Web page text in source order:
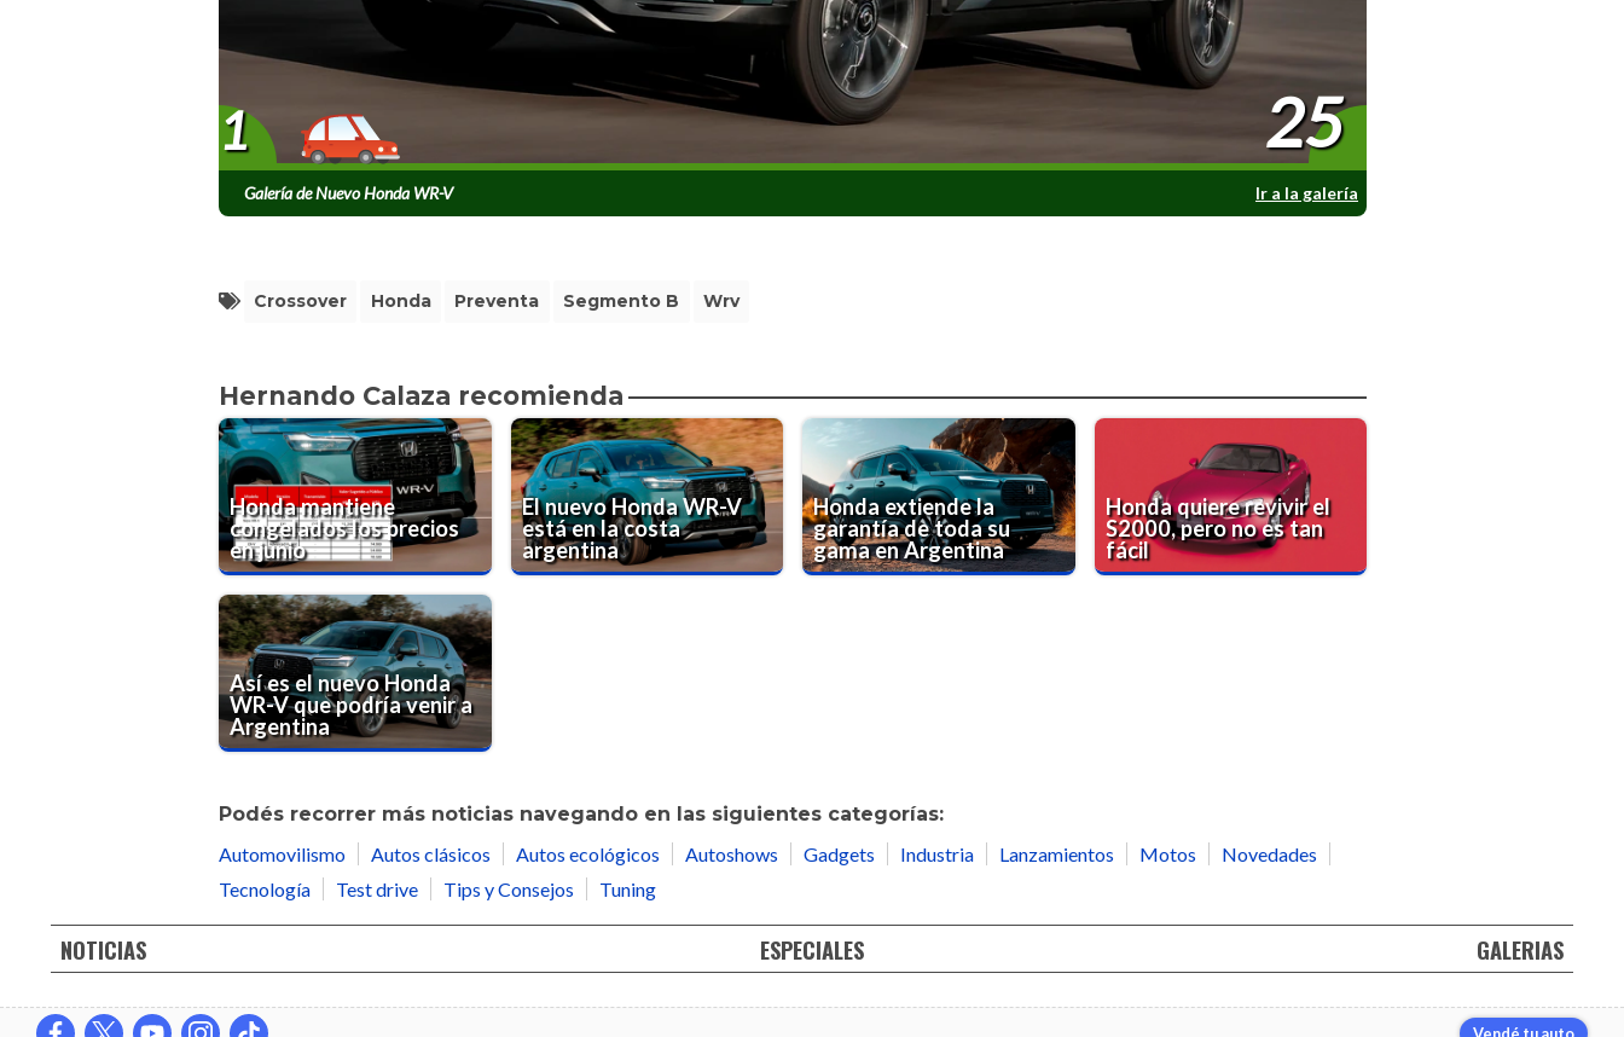
Galería de Nuevo Honda WR-V Ir a la galería
1 25
Crossover Honda Preventa Segmento B Wrv
Hernando Calaza recomienda
Honda mantiene
congelados los precios
en junio
El nuevo Honda WR-V
está en la costa
argentina
Honda extiende la
garantía de toda su
gama en Argentina
Honda quiere revivir el
S2000, pero no es tan
fácil
Así es el nuevo Honda
WR-V que podría venir a
Argentina
Podés recorrer más noticias navegando en las siguientes categorías:
Automovilismo
Autos clásicos Autos ecológicos Autoshows Gadgets Industria Lanzamientos Motos
Novedades
Tecnología
Test drive Tips y Consejos Tuning
NOTICIAS ESPECIALES GALERIAS